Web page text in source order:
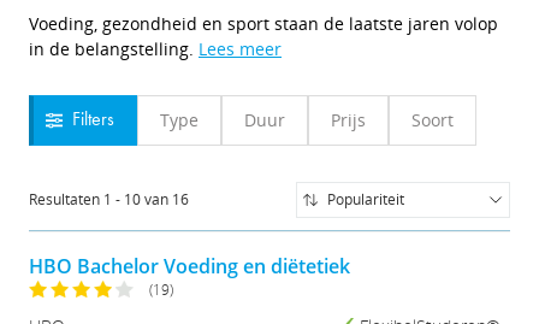
Voeding, gezondheid en sport staan de laatste jaren volop
in de belangstelling. Lees meer
Filters Type Duur Prijs Soort
Resultaten 1 - 10van 16
Populariteit
Populariteit
Naam (A-Z)
HBO Bachelor Voeding en diëtetiek
(19)